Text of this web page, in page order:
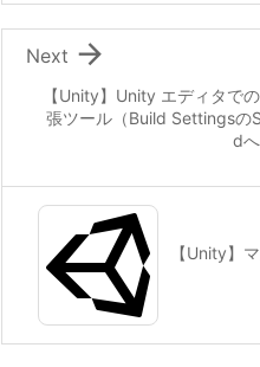
【Unity】Unity エディタで
張ツール（Build Settingsの
d

Next
【Unity】